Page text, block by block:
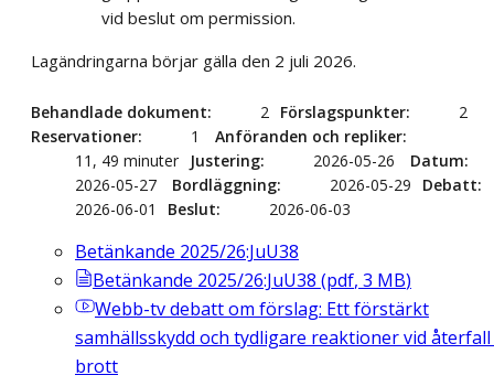
vid beslut om permission.
Lagändringarna börjar gälla den 2 juli 2026.
Behandlade dokument 2 Förslagspunkter
2
Reservationer
1
Anföranden och repliker
11, 49 minuter
Justering 2026-05-26
Datum
2026-05-27
Bordläggning 2026-05-29
Debatt
2026-06-01
Beslut 2026-06-03
Betänkande 2025/26:JuU38
Betänkande 2025/26:JuU38 (pdf, 3 MB)
Webb-tvdebatt om förslag: Ett förstärkt
samhällsskydd och tydligare reaktioner vid
brott